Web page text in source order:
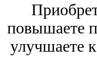
повышаете
улучшаете